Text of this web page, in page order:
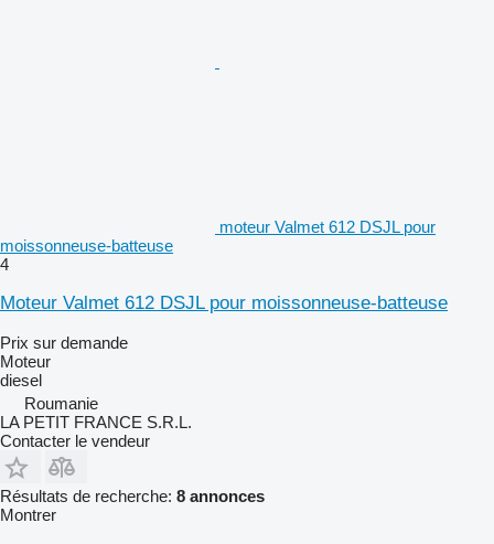
moteur Valmet 612 DSJL pour
moissonneuse-batteuse
4
Moteur Valmet 612 DSJL pour moissonneuse-batteuse
Prix sur demande
Moteur
diesel
Roumanie
LA PETIT FRANCE S.R.L.
Contacter le vendeur
Résultats de recherche: 8 annonces
Montrer